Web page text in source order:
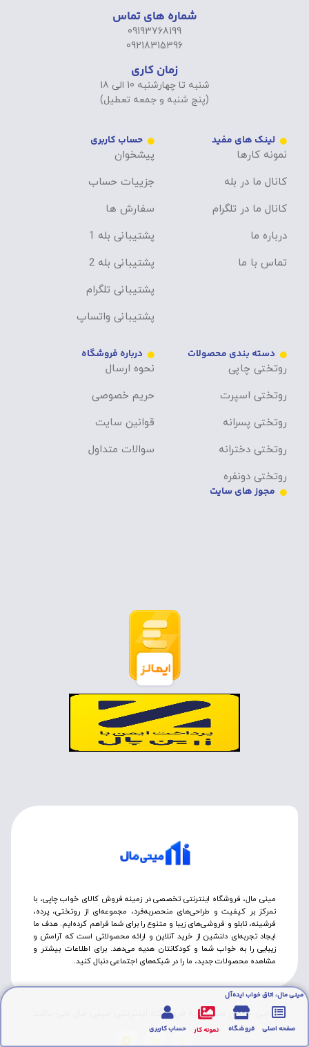
شماره های تماس
09193768199
09218315396
زمان کاری
شنبه تا چهارشنبه 10 الی 18
(پنج شنبه و جمعه تعطیل)
لینک های مفید
نمونه کارها
کانال ما در بله
کانال ما در تلگرام
درباره ما
تماس با ما
حساب کاربری
پیشخوان
جزییات حساب
سفارش ها
پشتیبانی بله 1
پشتیبانی بله 2
پشتیبانی تلگرام
پشتیبانی واتساپ
دسته بندی محصولات
روتختی چاپی
روتختی اسپرت
روتختی پسرانه
روتختی دخترانه
روتختی دونفره
درباره فروشگاه
نحوه ارسال
حریم خصوصی
قوانین سایت
سوالات متداول
مجوز های سایت
مینی مال، فروشگاه اینترنتی تخصصی در زمینه فروش کالای خواب چاپی، با
تمرکز بر کیفیت و طراحی‌های منحصربه‌فرد، مجموعه‌ای از روتختی‌، پرده،
فرشینه، تابلو و فروشی‌های زیبا و متنوع را برای شما فراهم کرده‌ایم. هدف ما
ایجاد تجربه‌ای دلنشین از خرید آنلاین و ارائه محصولاتی است که آرامش و
زیبایی را به خواب شما و کودکانتان هدیه می‌دهد. برای اطلاعات بیشتر و
مشاهده محصولات جدید، ما را در شبکه‌های اجتماعی دنبال کنید.
تمامی حقوق متعلق به فروشگاه اینترنتی مینی مال می باشد.
مینی مال، اتاق خواب ایده‌آل
صفحه اصلی فروشگاه نمونه کار حساب کاربری